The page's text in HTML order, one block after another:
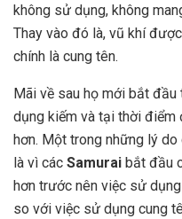
không sử dụng, không
Thay vào đó là, vũ khí
chính là cung tên.
Mãi về sau họ mới bắt
dụng kiếm và tại thời điểm
hơn. Một trong những lý
là vì các Samurai bắt đầu
hơn trước nên việc sử
so với việc sử dụng cung